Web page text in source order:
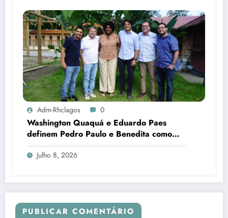
Adm-Rhclagos 0
Washington Quaquá e Eduardo Paes
definem Pedro Paulo e Benedita como
candidatos ao Senado no Rio
Julho 8, 2026
PUBLICAR COMENTÁRIO